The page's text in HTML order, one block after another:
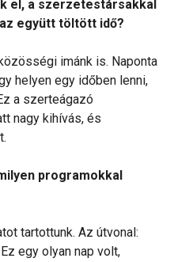
el, a szerzetestársakkal
együtt töltött idő?
imánk is. Naponta
helyen egy időben lenni,
a szerteágazó
nagy kihívás, és
programokkal
tartottunk. Az útvonal:
egy olyan nap volt,